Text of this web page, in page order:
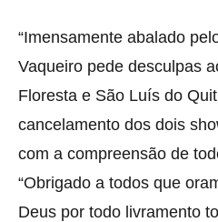
“Imensamente abalado
Vaqueiro pede desculpas
Floresta e São Luís do
cancelamento dos dois
com a compreensão de
“Obrigado a todos que
Deus por todo livramento